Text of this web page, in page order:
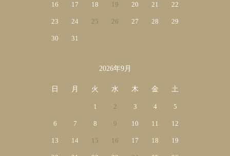
16 17 18 19 20 21 22
23 24 25 26 27 28 29
30 31
2026年9月
日 月 火 水 木 金 土
1 2 3 4 5
6 7 8 9 10 11 12
13 14 15 16 17 18 19